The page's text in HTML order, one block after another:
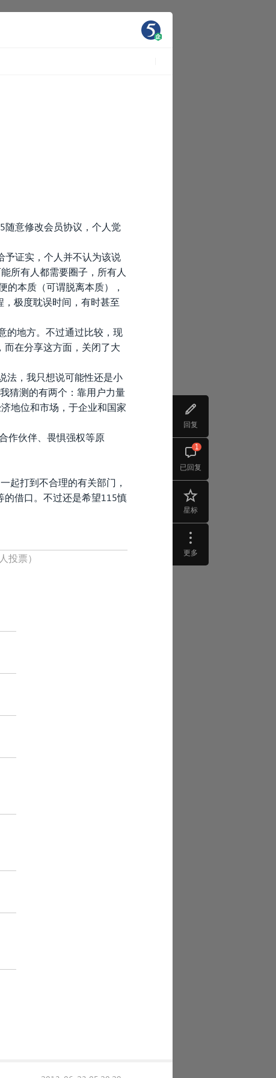
回复
已回复
1
星标
更多
意修改会员协议，个人觉
证实，个人并不认为该说
所有人都需要圈子，所有人
本质（可谓脱离本质），
极度耽误时间，有时甚至
的地方。不过通过比较，现
在分享这方面，关闭了大
法，我只想说可能性还是小
猜测的有两个：靠用户力量
地位和市场，于企业和国家
作伙伴、畏惧强权等原
起打到不合理的有关部门，
的借口。不过还是希望115慎
投票）